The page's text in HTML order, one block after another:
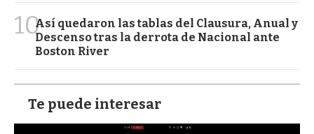
10Así quedaron las tablas del Clausura, Anual y
Descenso tras la derrota de Nacional ante
Boston River
Te puede interesar